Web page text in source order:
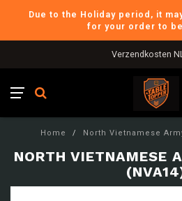
Due to the Holiday period, it
for your order to
Verzendkosten
Home / North Vietnamese
NORTH VIETNAMESE